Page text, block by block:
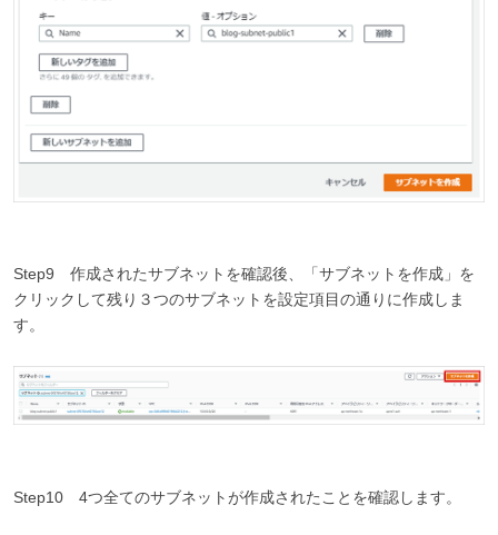
Step9 作成されたサブネットを確認後、「サブネットを作成」を
クリックして残り３つのサブネットを設定項目の通りに作成しま
す。
Step10 4つ全てのサブネットが作成されたことを確認します。